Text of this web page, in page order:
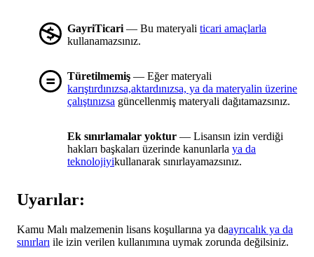
GayriTicari — Bu materyali ticari amaçlarla
kullanamazsınız.
Türetilmemiş — Eğer materyali
karıştırdınızsa,aktardınızsa, ya da materyalin üzerine
çalıştınızsa güncellenmiş materyali dağıtamazsınız.
Ek sınırlamalar yoktur — Lisansın izin verdiği
hakları başkaları üzerinde kanunlarla ya da
teknolojiyikullanarak sınırlayamazsınız.
Uyarılar:
Kamu Malı malzemenin lisans koşullarına ya daayrıcalık ya da
sınırları ile izin verilen kullanımına uymak zorunda değilsiniz.